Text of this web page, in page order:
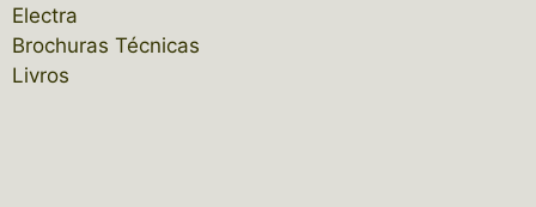
Electra
Brochuras Técnicas
Livros